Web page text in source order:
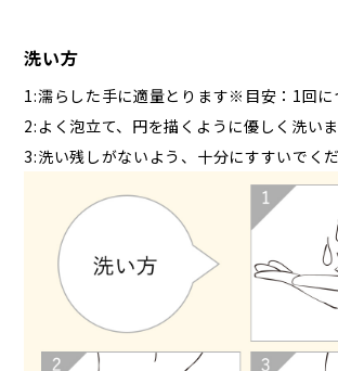
洗い方
1:濡らした手に適量とります※目安：1回に
2:よく泡立て、円を描くように優しく洗い
3:洗い残しがないよう、十分にすすいでく